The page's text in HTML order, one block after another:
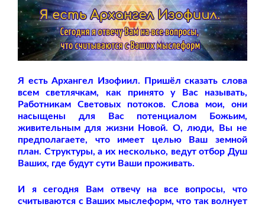
Я есть Архангел Изофиил. Пришёл сказать слова
всем светлячкам, как принято у Вас называть,
Работникам Световых потоков. Слова мои, они
насыщены для Вас потенциалом Божьим,
живительным для жизни Новой. О, люди, Вы не
предполагаете, что имеет целью Ваш земной
план. Структуры, а их несколько, ведут отбор Душ
Ваших, где будут сути Ваши проживать.
И я сегодня Вам отвечу на все вопросы, что
считываются с Ваших мыслеформ, что так волнует